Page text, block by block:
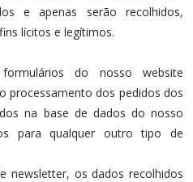
e apenas serão recolhidos,
lícitos e legítimos.
do nosso website
processamento dos pedidos dos
na base de dados do nosso
para qualquer outro tipo de
newsletter, os dados recolhidos